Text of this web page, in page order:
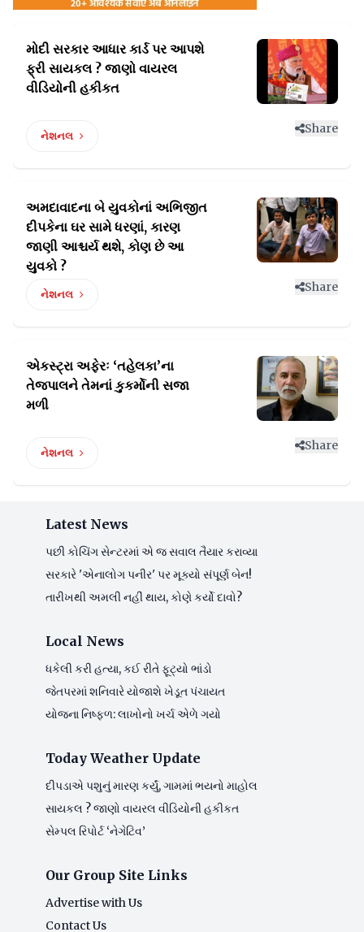
મોદી સરકાર આધાર કાર્ડ પર આપશે
ફ્રી સાયકલ ? જાણો વાયરલ
વીડિયોની હકીકત
નેશનલ
Share
અમદાવાદના બે યુવકોનાં અભિજીત
દીપકેના ઘર સામેધરણાં, કારણ
જાણી આશ્ચર્ય થશે, કોણ છે આ
યુવકો ?
નેશનલ
Share
એકસ્ટ્રા અફેરઃ ‘તહેલકા’ના
તેજપાલને તેમનાં કુકર્મોની સજા
મળી
નેશનલ
Share
Latest News
પછી કોચિંગ સેન્ટરમાં એ જ સવાલ તૈયાર કરાવ્યા
સરકારે 'એનાલોગ પનીર' પર મૂક્યો સંપૂર્ણ બેન!
તારીખથી અમલી નહીં થાય, કોણે કર્યો દાવો?
Local News
ધકેલી કરી હત્યા, કઈ રીતે ફૂટ્યો ભાંડો
જેતપરમાં શનિવારે યોજાશે ખેડૂત પંચાયત
યોજના નિષ્ફળ: લાખોનો ખર્ચ એળે ગયો
Today Weather Update
દીપડાએ પશુનું મારણ કર્યું, ગામમાં ભયનો માહોલ
સાયકલ ? જાણો વાયરલ વીડિયોની હકીકત
સેમ્પલ રિપોર્ટ ‘નેગેટિવ’
Our Group Site Links
Advertise with Us
Contact Us